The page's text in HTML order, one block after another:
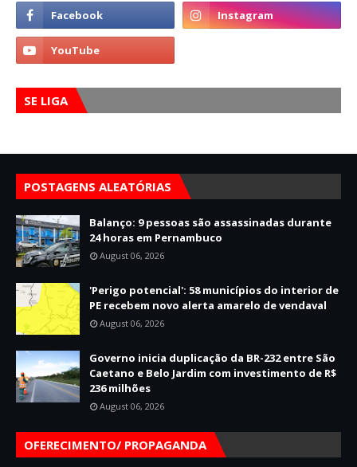
SE LIGA
POSTAGENS ALEATÓRIAS
Balanço: 9 pessoas são assassinadas durante
24 horas em Pernambuco
August 06, 2026
'Perigo potencial': 58 municípios do interior de
PE recebem novo alerta amarelo de vendaval
August 06, 2026
Governo inicia duplicação da BR-232 entre São
Caetano e Belo Jardim com investimento de R$
236 milhões
August 06, 2026
OFERECIMENTO/ PROPAGANDA